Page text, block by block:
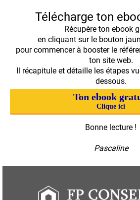
Télécharge ton
Récupère ton ebook
en cliquant sur le bouton
pour commencer à booster le
ton site web.
Il récapitule et détaille les étapes
dessous.
Ton ebook
Clique ici
Bonne lecture !
Pascaline